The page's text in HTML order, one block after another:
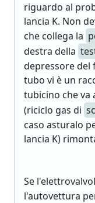
riguardo al
lancia K. Non
che collega la
destra della
depressore del
tubo vi è un
tubicino che va
(riciclo gas di
caso asturalo
lancia K)
Se
l'autovettura